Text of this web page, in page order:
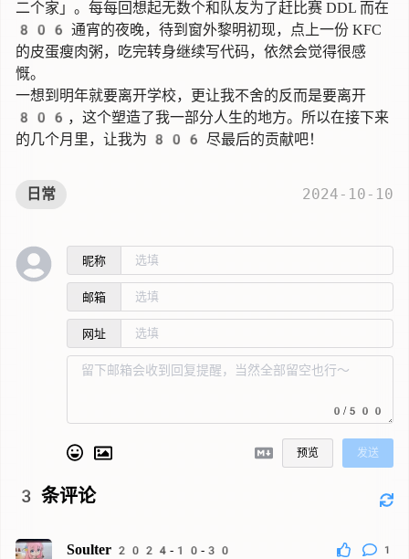
二个家」。每每回想起无数个和队友为了赶比赛 DDL 而在
806 通宵的夜晚，待到窗外黎明初现，点上一份 KFC
的皮蛋瘦肉粥，吃完转身继续写代码，依然会觉得很感
慨。
一想到明年就要离开学校，更让我不舍的反而是要离开
806，这个塑造了我一部分人生的地方。所以在接下来
的几个月里，让我为 806 尽最后的贡献吧！
日常 2024-10-10
昵称
邮箱
网址
0/500
预览 发送
3 条评论
Soulter 2024-10-30 1